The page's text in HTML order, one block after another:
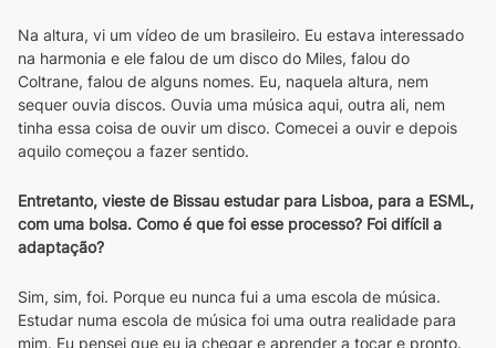
Na altura, vi um vídeo de um brasileiro. Eu estava interessado
na harmonia e ele falou de um disco do Miles, falou do
Coltrane, falou de alguns nomes. Eu, naquela altura, nem
sequer ouvia discos. Ouvia uma música aqui, outra ali, nem
tinha essa coisa de ouvir um disco. Comecei a ouvir e depois
aquilo começou a fazer sentido.
Entretanto, vieste de Bissau estudar para Lisboa, para a ESML,
com uma bolsa. Como é que foi esse processo? Foi difícil a
adaptação?
Sim, sim, foi. Porque eu nunca fui a uma escola de música.
Estudar numa escola de música foi uma outra realidade para
mim. Eu pensei que eu ia chegar e aprender a tocar e pronto.